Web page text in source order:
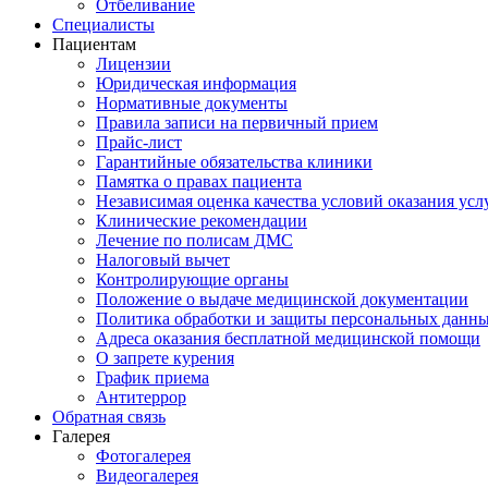
Отбеливание
Специалисты
Пациентам
Лицензии
Юридическая информация
Нормативные документы
Правила записи на первичный прием
Прайс-лист
Гарантийные обязательства клиники
Памятка о правах пациента
Независимая оценка качества условий оказания
Клинические рекомендации
Лечение по полисам ДМС
Налоговый вычет
Контролирующие органы
Положение о выдаче медицинской документации
Политика обработки и защиты персональных
Адреса оказания бесплатной медицинской помощи
О запрете курения
График приема
Антитеррор
Обратная связь
Галерея
Фотогалерея
Видеогалерея